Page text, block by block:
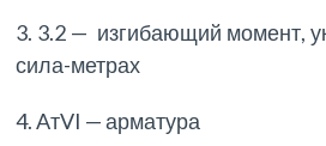
3. 3.2 — изгибающий момент,
сила-метрах
4. AтVI — арматура